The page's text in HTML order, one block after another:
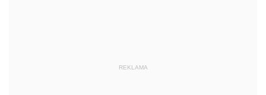
REKLAMA